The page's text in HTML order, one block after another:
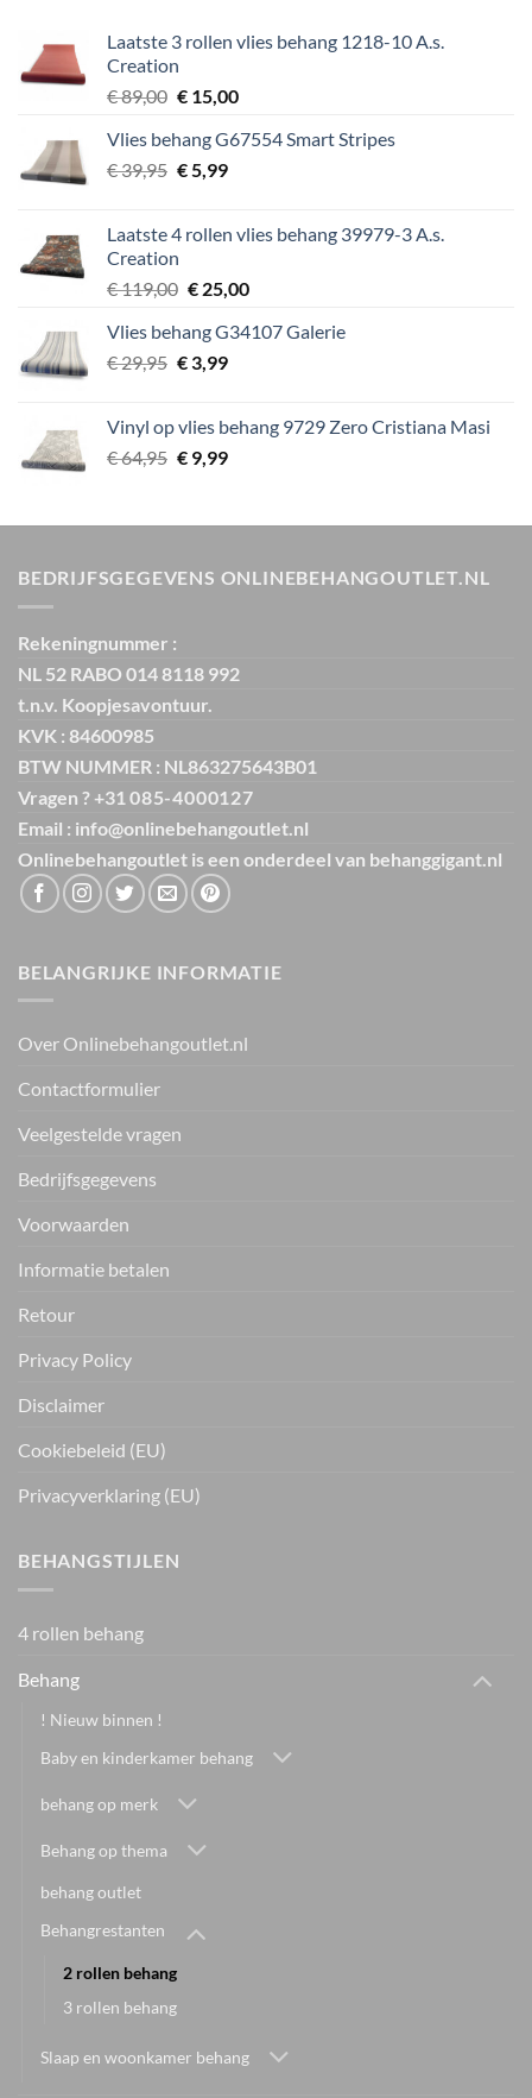
Laatste 3 rollen vlies behang 1218-10 A.s.
Creation
€89,00 Oorspronkelijke
was:
€ 89,00.
€15,00Huidige
is:
Vlies behang G67554 Smart Stripes
€39,95 Oorspronkelijke
€ 39,95.
€5,99Huidige
€ 5,99.
Laatste 4 rollen vlies behang 39979-3 A.s.
Creation
€119,00 Oorspronkelijke
was:
€ 119,00.
€25,00Huidige
is:
Vlies behang G34107 Galerie
€29,95 Oorspronkelijke
€ 29,95.
€3,99Huidige
€ 3,99.
Vinyl op vlies behang 9729 Zero Cristiana Masi
€64,95 Oorspronkelijke
€ 64,95.
€9,99Huidige
€ 9,99.
BEDRIJFSGEGEVENS ONLINEBEHANGOUTLET.NL
Rekeningnummer :
NL 52 RABO 014 8118 992
t.n.v. Koopjesavontuur.
KVK : 84600985
BTW NUMMER : NL863275643B01
Vragen ? +31 085-4000127
Email : info@onlinebehangoutlet.nl
Onlinebehangoutlet is een onderdeel van behanggigant.nl
BELANGRIJKE INFORMATIE
Over Onlinebehangoutlet.nl
Contactformulier
Veelgestelde vragen
Bedrijfsgegevens
Voorwaarden
Informatie betalen
Retour
Privacy Policy
Disclaimer
Cookiebeleid (EU)
Privacyverklaring (EU)
BEHANGSTIJLEN
4 rollen behang
Behang
! Nieuw binnen !
Baby en kinderkamer behang
behang op merk
Behang op thema
behang outlet
Behangrestanten
2 rollen behang
3 rollen behang
Slaap en woonkamer behang